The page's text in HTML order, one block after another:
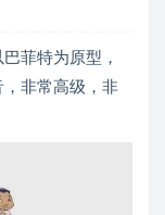
菲特为原型，
非常高级，非